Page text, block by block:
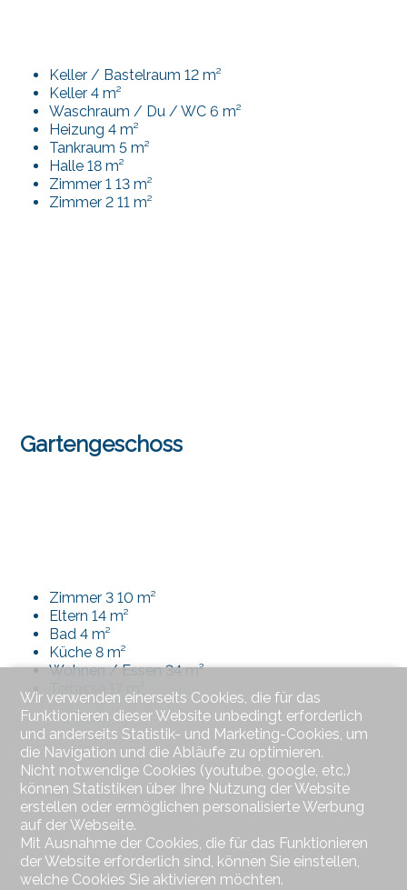
Keller / Bastelraum 12 m²
Keller 4 m²
Waschraum / Du / WC 6 m²
Heizung 4 m²
Tankraum 5 m²
Halle 18 m²
Zimmer 1 13 m²
Zimmer 2 11 m²
Gartengeschoss
Zimmer 3 10 m²
Eltern 14 m²
Bad 4 m²
Küche 8 m²
Wohnen / Essen 34 m²
Terrasse 17 m²
Wir verwenden einerseits Cookies, die für das
Funktionieren dieser Website unbedingt erforderlich
und anderseits Statistik- und Marketing-Cookies, um
die Navigation und die Abläufe zu optimieren.
Nicht notwendige Cookies (youtube, google, etc.)
können Statistiken über Ihre Nutzung der Website
erstellen oder ermöglichen personalisierte Werbung
auf der Webseite.
Mit Ausnahme der Cookies, die für das Funktionieren
der Website erforderlich sind, können Sie einstellen,
welche Cookies Sie aktivieren möchten.